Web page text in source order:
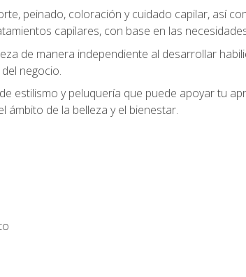
peinado, coloración y cuidado capilar, así
capilares, con base en las
de manera independiente al desarrollar
negocio.
estilismo y peluquería que puede apoyar tu
de la belleza y el bienestar.